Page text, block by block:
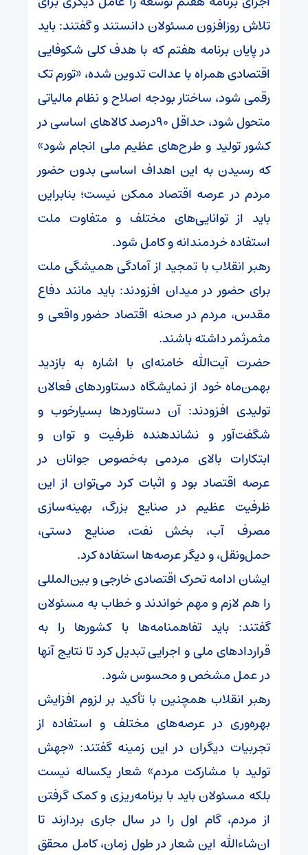
تلاش روزافزون مسئولان دانستند و گفتند: باید
در پایان برنامه هفتم که با هدف کلی شکوفایی
اقتصادی همراه با عدالت تدوین شده، «تورم تک
رقمی شود، ساختار بودجه اصلاح و نظام مالیاتی
متحول شود، حداقل ۹۰درصد کالاهای اساسی در
کشور تولید و طرح‌های عظیم ملی انجام شود»
که رسیدن به این اهداف اساسی بدون حضور
مردم در عرصه اقتصاد ممکن نیست؛ بنابراین
باید از توانایی‌های مختلف و متفاوت ملت
استفاده خردمندانه و کامل شود.
رهبر انقلاب با تمجید از آمادگی همیشگی ملت
برای حضور در میدان افزودند: باید مانند دفاع
مقدس، مردم در صحنه اقتصاد حضور واقعی و
مثمرثمر داشته باشند.
حضرت آیت‌الله خامنه‌ای با اشاره به بازدید
بهمن‌ماه خود از نمایشگاه دستاوردهای فعالان
تولیدی افزودند: آن دستاوردها بسیارخوب و
شگفت‌آور و نشاندهنده ظرفیت و توان و
ابتکارات بالای مردمی به‌خصوص جوانان در
عرصه اقتصاد بود و اثبات کرد می‌توان از این
ظرفیت عظیم در صنایع بزرگ، بهینه‌سازی
مصرف آب، بخش نفت، صنایع دستی،
حمل‌ونقل، و دیگر عرصه‌ها استفاده کرد.
ایشان ادامه تحرک اقتصادی خارجی و بین‌المللی
را هم لازم و مهم خواندند و خطاب به مسئولان
گفتند: باید تفاهمنامه‌ها با کشورها را به
قراردادهای ملی و اجرایی تبدیل کرد تا نتایج آنها
در عمل مشخص و محسوس شود.
رهبر انقلاب همچنین با تأکید بر لزوم افزایش
بهره‌وری در عرصه‌های مختلف و استفاده از
تجربیات دیگران در این زمینه گفتند: «جهش
تولید با مشارکت مردم» شعار یکساله نیست
بلکه مسئولان باید با برنامه‌ریزی و کمک گرفتن
از مردم، گام اول را در سال جاری بردارند تا
ان‌شاءالله این شعار در طول زمان، کامل محقق